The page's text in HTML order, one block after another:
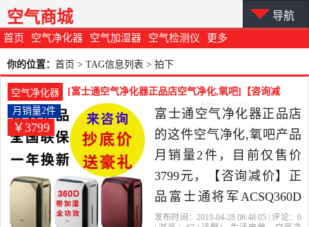
首页 空气净化器 空气加湿器 空气检测仪 更多
空气商城 导航
你的位置： 首页 > TAG信息列表 > 拍下
空气净化器
[富士通空气净化器正品店空气净化,氧吧]【咨询减
价】正品富士通将军ACSQ3月销量2件仅售3799元
￥3799
月销量2件
富士通空气净化器正品店
的这件空气净化,氧吧产品
月销量2件，目前仅售价
3799元，【咨询减价】正
品富士通将军ACSQ360D
无耗材加湿空气净化器
发布时间：2019-04-28 08:48:05 | 评论： 0